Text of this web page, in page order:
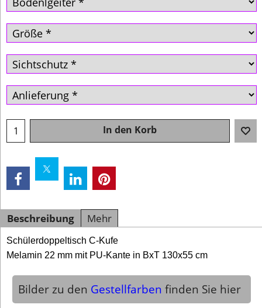
In den Korb
Beschreibung Mehr
Schülerdoppeltisch C-Kufe
Melamin 22 mm mit PU-Kante in BxT 130x55 cm
Bilder zu den Gestellfarben finden Sie hier